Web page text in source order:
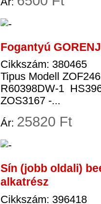
Fogantyú
Cikkszám: 380465
Tipus Modell
R60398DW-1
ZOS3167 -...
Ár: 25820 Ft
Sín (jobb oldali)
alkatrész
Cikkszám: 396418